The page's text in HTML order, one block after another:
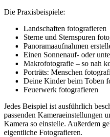
Die Praxisbeispiele:
Landschaften fotografieren
Sterne und Sternspuren
Panoramaaufnahmen
Einen Sonnenauf- oder
Makrofotografie – so nah
Porträts: Menschen
Deine Kinder beim Toben
Feuerwerk fotografieren
Jedes Beispiel ist ausführlich
passenden Kameraeinstellungen
Kamera so einstelle. Außerdem
eigentliche Fotografieren.